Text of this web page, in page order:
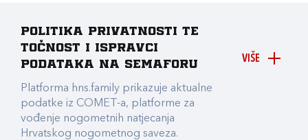
VIŠE
Politika privatnosti te
točnost i ispravci
podataka na Semaforu
Platforma hns.family prikazuje aktualne
podatke iz COMET-a, platforme za
vođenje nogometnih natjecanja
Hrvatskog nogometnog saveza.